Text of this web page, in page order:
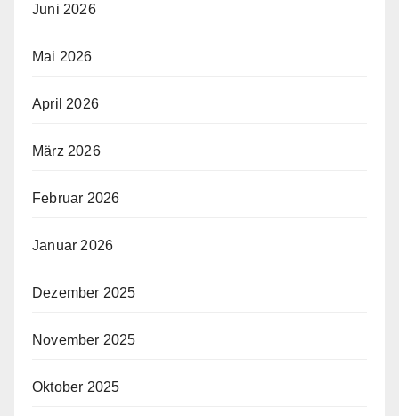
Juni 2026
Mai 2026
April 2026
März 2026
Februar 2026
Januar 2026
Dezember 2025
November 2025
Oktober 2025